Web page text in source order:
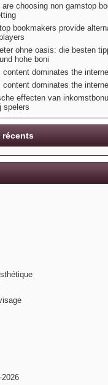
choosing non gamstop
bookmakers provide
ohne oasis: die besten
hohe boni
content dominates the
content dominates the
effecten van
spelers
récents